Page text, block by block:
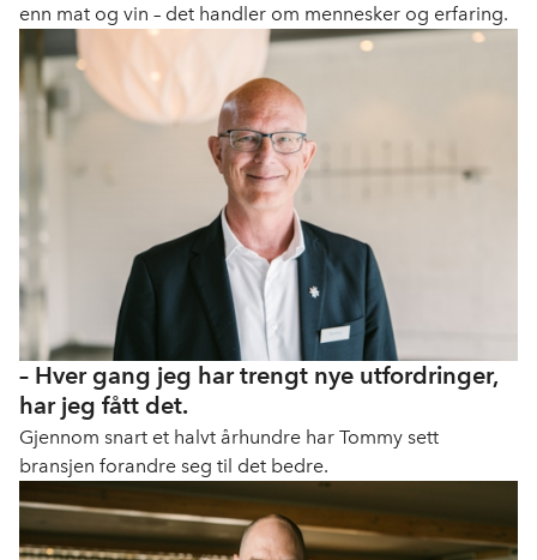
enn mat og vin – det handler om mennesker og erfaring.
– Hver gang jeg har trengt nye utfordringer,
har jeg fått det.
Gjennom snart et halvt århundre har Tommy sett
bransjen forandre seg til det bedre.